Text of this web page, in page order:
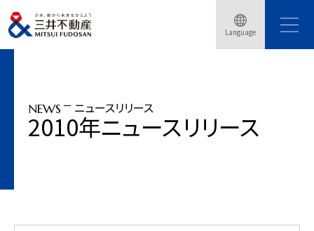
Language
トップページ ニュースリリース
「三井ショッピングパーク ららぽーと柏の葉」最先端ユビキタス技術を活用・・・
NEWS ニュースリリース
2010年ニュースリリース